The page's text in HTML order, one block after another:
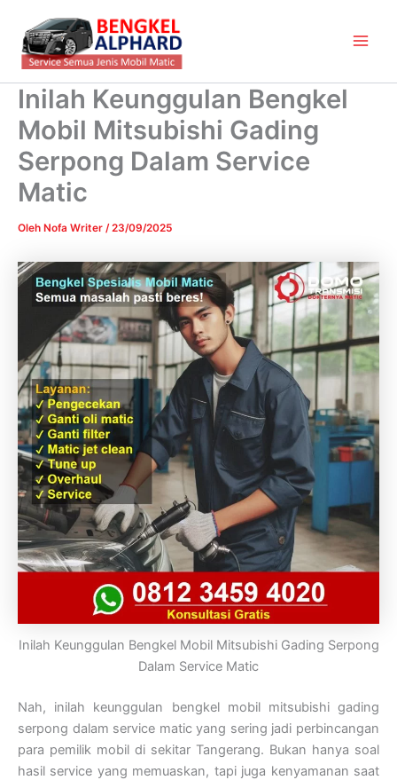
konten
Inilah Keunggulan Bengkel
Mobil Mitsubishi Gading
Serpong Dalam Service
Matic
Oleh Nofa Writer /23/09/2025
Inilah Keunggulan Bengkel Mobil Mitsubishi Gading Serpong
Dalam Service Matic
Nah, inilah keunggulan bengkel mobil mitsubishi gading
serpong dalam service matic yang sering jadi perbincangan
para pemilik mobil di sekitar Tangerang. Bukan hanya soal
hasil service yang memuaskan, tapi juga kenyamanan saat